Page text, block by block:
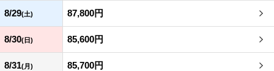
8/29(土) 87,800円
8/30(日) 85,600円
8/31(月) 85,700円